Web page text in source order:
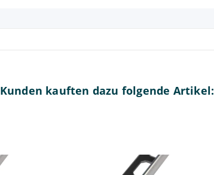
Kunden kauften dazu folgende Artikel: